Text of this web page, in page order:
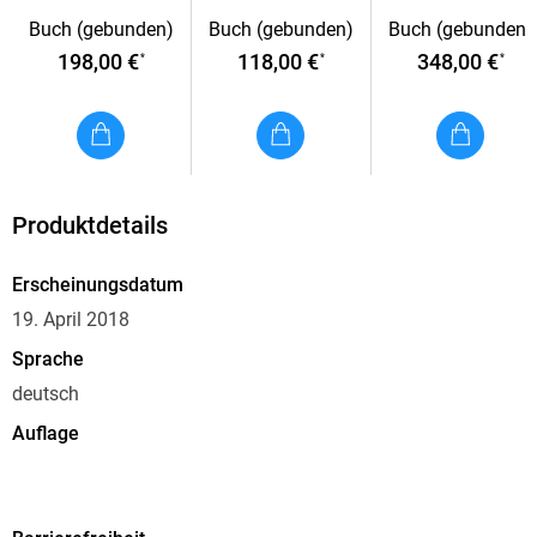
Ausgabe
Buch (gebunden)
198,00 €*
Ausgabe.
Kommentarband
Buch (gebunden)
118,00 €*
Buch (gebunden)
348,00 €*
Produktdetails
Erscheinungsdatum
19. April 2018
Sprache
deutsch
Auflage